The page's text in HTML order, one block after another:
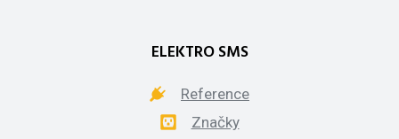
ELEKTRO SMS
Reference
Značky